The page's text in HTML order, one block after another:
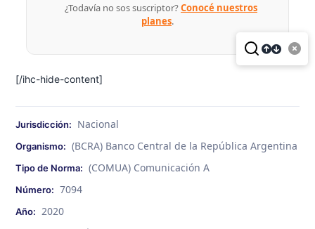
¿Todavía no sos suscriptor?Conocé nuestros
planes.
[/ihc-hide-content]
Jurisdicción: Nacional
Organismo: (BCRA) Banco Central de la República Argentina
Tipo de Norma: (COMUA) Comunicación A
Número: 7094
Año: 2020